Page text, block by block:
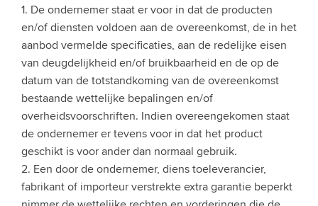
1. De ondernemer staat er voor in dat de producten
en/of diensten voldoen aan de overeenkomst, de in het
aanbod vermelde specificaties, aan de redelijke eisen
van deugdelijkheid en/of bruikbaarheid en de op de
datum van de totstandkoming van de overeenkomst
bestaande wettelijke bepalingen en/of
overheidsvoorschriften. Indien overeengekomen staat
de ondernemer er tevens voor in dat het product
geschikt is voor ander dan normaal gebruik.
2. Een door de ondernemer, diens toeleverancier,
fabrikant of importeur verstrekte extra garantie beperkt